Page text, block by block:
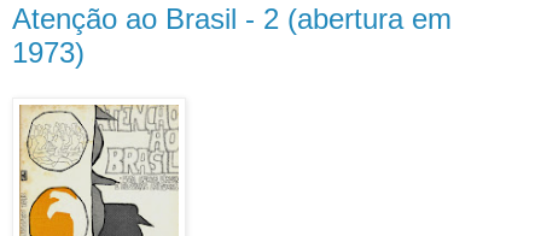
Atenção ao Brasil - 2 (abertura em
1973)